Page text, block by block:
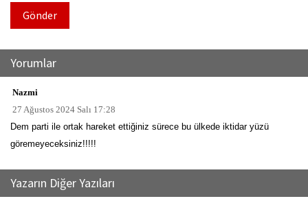
Gönder
Yorumlar
Nazmi
27 Ağustos 2024 Salı 17:28
Dem parti ile ortak hareket ettiğiniz sürece bu ülkede iktidar yüzü
göremeyeceksiniz!!!!!
Yazarın Diğer Yazıları